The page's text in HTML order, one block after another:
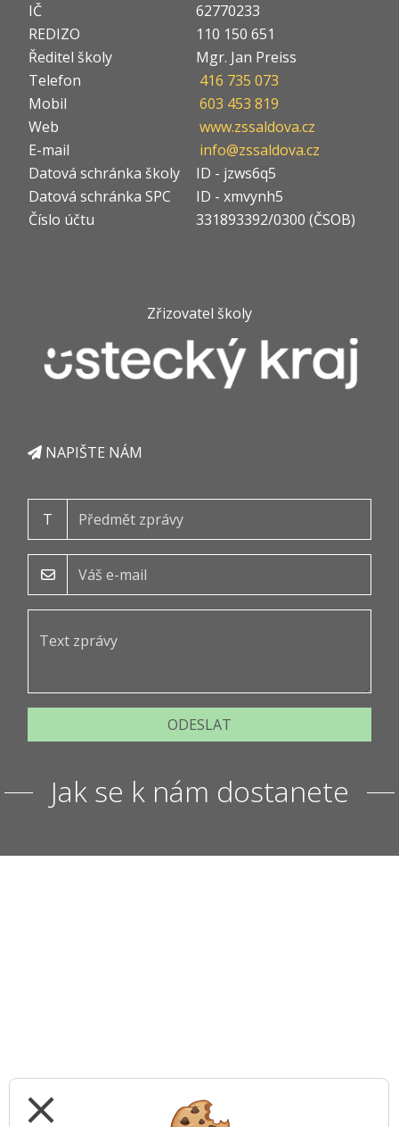
IČ
62770233
REDIZO
110 150 651
Ředitel školy
Mgr. Jan Preiss
Telefon
416 735 073
Mobil
603 453 819
Web
www.zssaldova.cz
E-mail
info@zssaldova.cz
Datová schránka školy
ID - jzws6q5
Datová schránka SPC
ID - xmvynh5
Číslo účtu
331893392/0300 (ČSOB)
Zřizovatel školy
NAPIŠTE NÁM
T
ODESLAT
Jak se k nám dostanete
close